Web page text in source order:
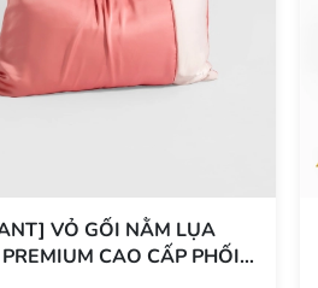
VỎ GỐI NẰM LỤA
CAO CẤP PHỐI 2